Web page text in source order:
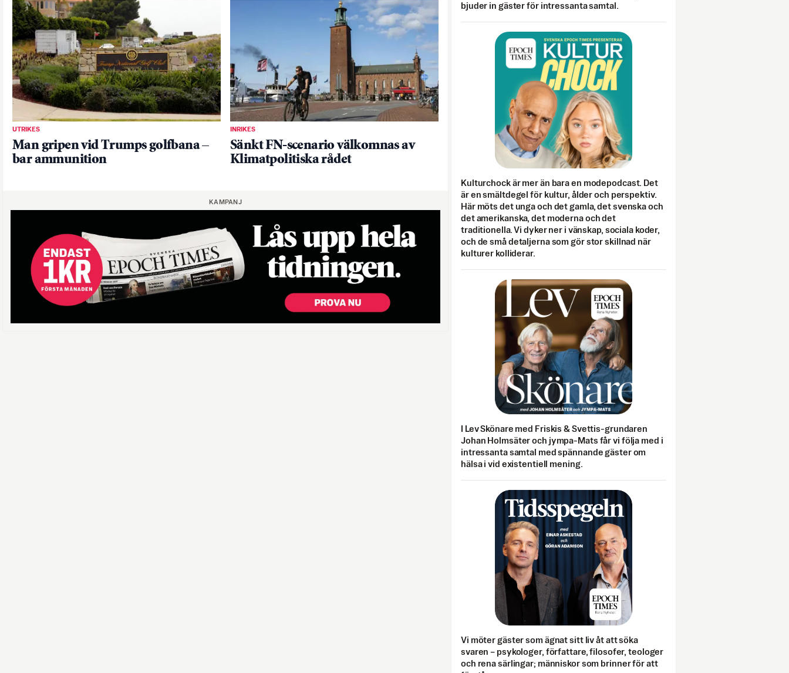
UTRIKES
Man gripen vid Trumps golfbana –
bar ammunition
INRIKES
Sänkt FN-scenario välkomnas av
Klimatpolitiska rådet
KAMPANJ
bjuder in gäster för intressanta samtal.
Kulturchock är mer än bara en modepodcast. Det
är en smältdegel för kultur, ålder och perspektiv.
Här möts det unga och det gamla, det svenska och
det amerikanska, det moderna och det
traditionella. Vi dyker ner i vänskap, sociala koder,
och de små detaljerna som gör stor skillnad när
kulturer kolliderar.
I Lev Skönare med Friskis & Svettis-grundaren
Johan Holmsäter och jympa-Mats får vi följa med i
intressanta samtal med spännande gäster om
hälsa i vid existentiell mening.
Vi möter gäster som ägnat sitt liv åt att söka
svaren – psykologer, författare, filosofer, teologer
och rena särlingar; människor som brinner för att